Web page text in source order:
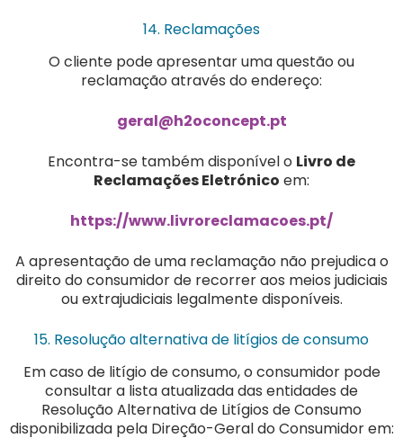
14. Reclamações
O cliente pode apresentar uma questão ou
reclamação através do endereço:
geral@h2oconcept.pt
Encontra-se também disponível o Livro de
Reclamações Eletrónico em:
https://www.livroreclamacoes.pt/
A apresentação de uma reclamação não prejudica o
direito do consumidor de recorrer aos meios judiciais
ou extrajudiciais legalmente disponíveis.
15. Resolução alternativa de litígios de consumo
Em caso de litígio de consumo, o consumidor pode
consultar a lista atualizada das entidades de
Resolução Alternativa de Litígios de Consumo
disponibilizada pela Direção-Geral do Consumidor em: